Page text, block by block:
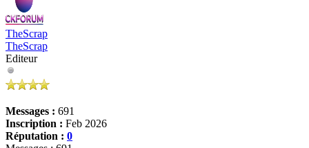
TheScrap
TheScrap
Editeur
Messages : 691
Inscription : Feb 2026
Réputation : 0